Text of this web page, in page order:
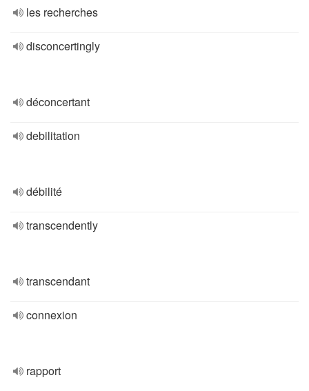
les recherches
disconcertingly
déconcertant
debilitation
débilité
transcendently
transcendant
connexion
rapport